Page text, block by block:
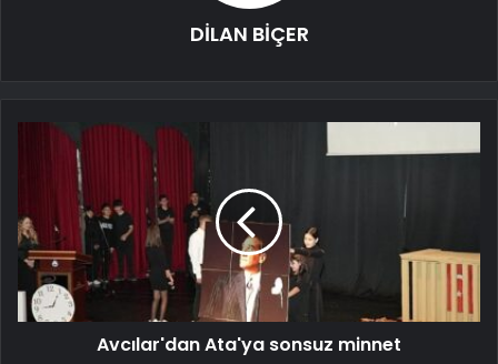
DİLAN BİÇER
Avcılar'dan Ata'ya sonsuz minnet